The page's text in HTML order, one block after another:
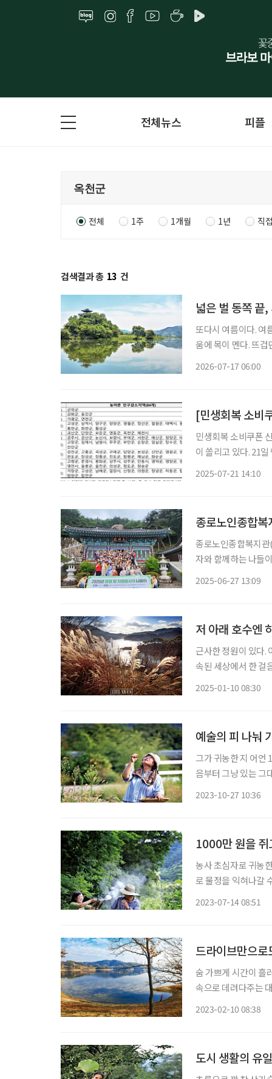
전체뉴스 피플
전체 1주 1개월 1년 직
검색결과 총 13 건
넓은 벌 동쪽 끝
또다시 여름이다. 여
움에 목이 멘다. 뜨
2026-07-17 06:00
[민생회복 소비
민생회복 소비쿠폰
이 쏠리고 있다. 21일 행정안전부에 따르면 이날 오전 9시부터 민생회복 소비쿠폰을 은행, 카
2025-07-21 14:10
종로노인종합
종로노인종합복지관
자와 함께하는 나들
2025-06-27 13:09
저 아래 호수엔
근사한 정원이 있다.
속된 세상에서 한 걸
2025-01-10 08:30
예술의 피 나눠
그가 귀농한 지 어언
음부터 그냥 있는 그
2023-10-27 10:36
1000만 원을 쥐
농사 초심자로 귀농
로 물정을 익혀나갈
2023-07-14 08:51
드라이브만으
숨 가쁘게 시간이 흘
속으로 데려다주는
2023-02-10 08:38
도시 생활의 유